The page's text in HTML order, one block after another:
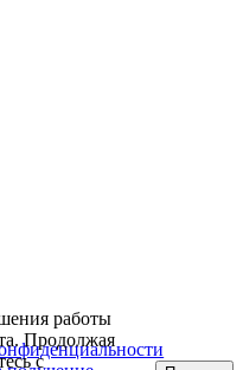
работы
Продолжая
с